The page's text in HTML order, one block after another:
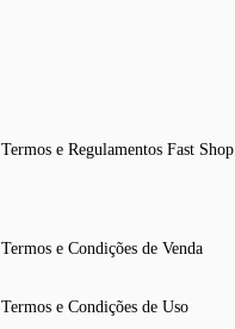
Termos e Regulamentos Fast Shop
Termos e Condições de Venda
Termos e Condições de Uso